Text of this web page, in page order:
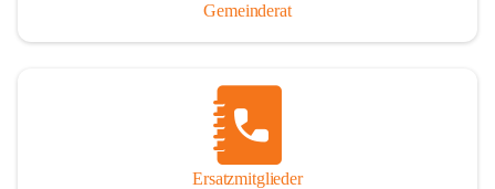
Gemeinderat
Ersatzmitglieder